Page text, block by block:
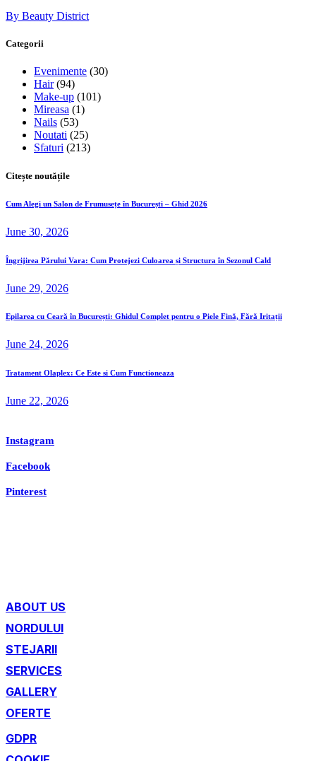
By Beauty District
Categorii
Evenimente (30)
Hair(94)
Make-up (101)
Mireasa (1)
Nails (53)
Noutati (25)
Sfaturi (213)
Citește noutățile
Cum Alegi un Salon de Frumusețe în București – Ghid 2026
June 30, 2026
Îngrijirea Părului Vara: Cum Protejezi Culoarea și Structura în Sezonul Cald
June 29, 2026
Epilarea cu Ceară în București: Ghidul Complet pentru o Piele Fină, Fără Iritații
June 24, 2026
Tratament Olaplex: Ce Este si Cum Functioneaza
June 22, 2026
Instagram
Facebook
Pinterest
ABOUT US
NORDULUI
STEJARII
SERVICES
GALLERY
OFERTE
GDPR